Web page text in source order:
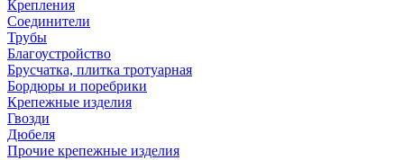
Крепления
Соединители
Трубы
Благоустройство
Брусчатка, плитка тротуарная
Бордюры и поребрики
Крепежные изделия
Гвозди
Дюбеля
Прочие крепежные изделия